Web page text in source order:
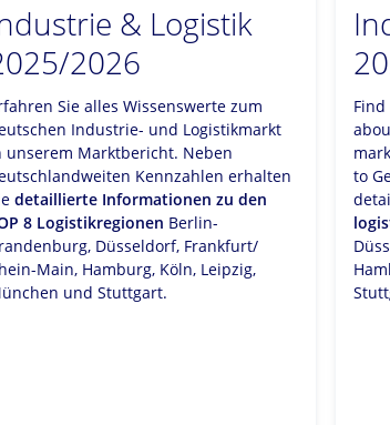
& Logistik
2026
Sie alles Wissenswerte zum
Industrie- und Logistikmarkt
unserem Marktbericht. Neben
Kennzahlen erhalten
detaillierte Informationen zu den
8 Logistikregionen Berlin-
Düsseldorf, Frankfurt/
Main, Hamburg, Köln, Leipzig,
und Stuttgart.
to